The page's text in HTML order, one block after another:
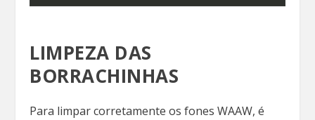
LIMPEZA DAS
BORRACHINHAS
Para limpar corretamente os fones WAAW, é